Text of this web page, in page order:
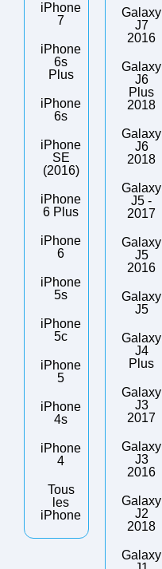
iPhone
7
iPhone
6s
Plus
iPhone
6s
iPhone
SE
(2016)
iPhone
6 Plus
iPhone
6
iPhone
5s
iPhone
5c
iPhone
5
iPhone
4s
iPhone
4
Tous
les
iPhone
Galaxy
J7
2016
Galaxy
J6
Plus
2018
Galaxy
J6
2018
Galaxy
J5 -
2017
Galaxy
J5
2016
Galaxy
J5
Galaxy
J4
Plus
Galaxy
J3
2017
Galaxy
J3
2016
Galaxy
J2
2018
Galaxy